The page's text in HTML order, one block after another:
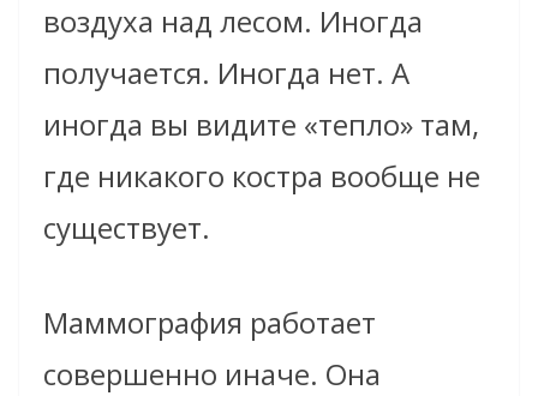
воздуха над лесом. Иногда
получается. Иногда нет. А
иногда вы видите «тепло» там,
где никакого костра вообще не
существует.
Маммография работает
совершенно иначе. Она